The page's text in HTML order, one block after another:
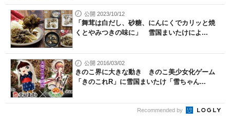
公開 2023/10/12
「舞茸は白だし、砂糖、にんにくでカリッと焼
くとやみつきの味に」 雪国まいたけによ...
公開 2016/03/02
きのこ界に大きな動き きのこ美少女化ゲーム
「きのこれR」に雪国まいたけ「雪ちゃん...
Recommended by